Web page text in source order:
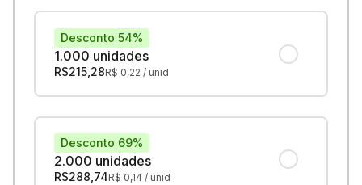
1.000 unidades
Desconto 54%
R$215,28R$ 0,22 / unid
2.000 unidades
Desconto 69%
R$288,74R$ 0,14 / unid